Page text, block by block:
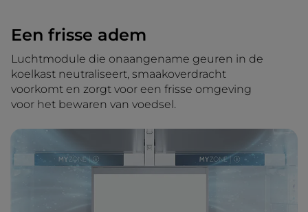
Een frisse adem
Luchtmodule die onaangename geuren in de
koelkast neutraliseert, smaakoverdracht
voorkomt en zorgt voor een frisse omgeving
voor het bewaren van voedsel.